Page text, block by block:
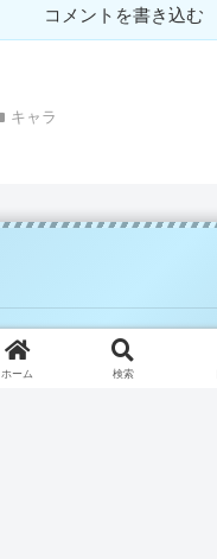
コメントを書き込む
キャラ
© 2025 騎空士ブルーの攻略
ホーム 検索